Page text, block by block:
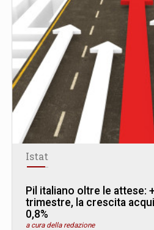
Istat
Pil italiano oltre le attese:
trimestre, la crescita
0,8%
a cura della redazione